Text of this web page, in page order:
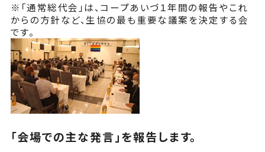
※「通常総代会」は、コープあいづ１年間の報告やこれ
からの方針など、生協の最も重要な議案を決定する会
です。
「会場での主な発言」を報告します。